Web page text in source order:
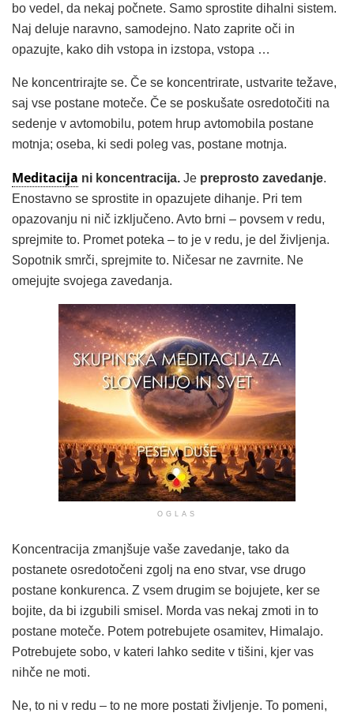
bo vedel, da nekaj počnete. Samo sprostite dihalni sistem.
Naj deluje naravno, samodejno. Nato zaprite oči in
opazujte, kako dih vstopa in izstopa, vstopa …
Ne koncentrirajte se. Če se koncentrirate, ustvarite težave,
saj vse postane moteče. Če se poskušate osredotočiti na
sedenje v avtomobilu, potem hrup avtomobila postane
motnja; oseba, ki sedi poleg vas, postane motnja.
Meditacija ni koncentracija. Je preprosto zavedanje.
Enostavno se sprostite in opazujete dihanje. Pri tem
opazovanju ni nič izključeno. Avto brni – povsem v redu,
sprejmite to. Promet poteka – to je v redu, je del življenja.
Sopotnik smrči, sprejmite to. Ničesar ne zavrnite. Ne
omejujte svojega zavedanja.
OGLAS
Koncentracija zmanjšuje vaše zavedanje, tako da
postanete osredotočeni zgolj na eno stvar, vse drugo
postane konkurenca. Z vsem drugim se bojujete, ker se
bojite, da bi izgubili smisel. Morda vas nekaj zmoti in to
postane moteče. Potem potrebujete osamitev, Himalajo.
Potrebujete sobo, v kateri lahko sedite v tišini, kjer vas
nihče ne moti.
Ne, to ni v redu – to ne more postati življenje. To pomeni,